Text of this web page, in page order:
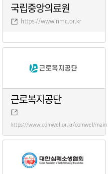
국립중앙의료원
https://www.nmc.or.kr
근로복지공단
https://www.comwel.or.kr/comwel/